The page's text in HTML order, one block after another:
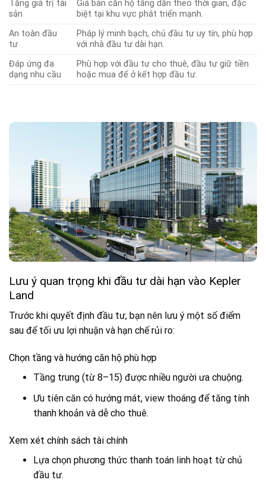
Tăng giá trị tài
sản
Giá bán căn hộ tăng dần theo thời gian, đặc
biệt tại khu vực phát triển mạnh.
An toàn đầu
tư
Pháp lý minh bạch, chủ đầu tư uy tín, phù hợp
với nhà đầu tư dài hạn.
Đáp ứng đa
dạng nhu cầu
Phù hợp với đầu tư cho thuê, đầu tư giữ tiền
hoặc mua để ở kết hợp đầu tư.
Lưu ý quan trọng khi đầu tư dài hạn vào Kepler
Land
Trước khi quyết định đầu tư, bạn nên lưu ý một số điểm
sau để tối ưu lợi nhuận và hạn chế rủi ro:
Chọn tầng và hướng căn hộ phù hợp
Tầng trung (từ 8–15) được nhiều người ưa chuộng.
Ưu tiên căn có hướng mát, view thoáng để tăng tính
thanh khoản và dễ cho thuê.
Xem xét chính sách tài chính
Lựa chọn phương thức thanh toán linh hoạt từ chủ
đầu tư.